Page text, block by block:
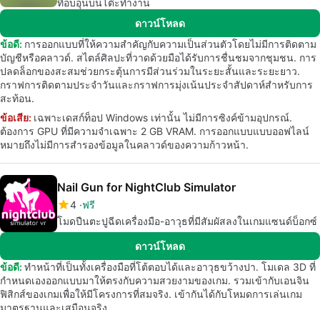
ที่อบอุ่นบนโต๊ะทำงาน
ดาวน์โหลด
ข้อดี: การออกแบบที่ให้ความสำคัญกับความเป็นส่วนตัวโดยไม่มีการติดตาม
บัญชีหรือคลาวด์. สไตล์ศิลปะที่วาดด้วยมือได้รับการชื่นชมจากชุมชน. การ
ปลดล็อกของสะสมช่วยกระตุ้นการมีส่วนร่วมในระยะสั้นและระยะยาว.
กราฟการติดตามประจำวันและกราฟการมุ่งเน้นประจำสัปดาห์สำหรับการ
สะท้อน.
ข้อเสีย: เฉพาะเดสก์ท็อป Windows เท่านั้น ไม่มีการซิงค์ข้ามอุปกรณ์.
ต้องการ GPU ที่มีความจำเฉพาะ 2 GB VRAM. การออกแบบแบบออฟไลน์
หมายถึงไม่มีการสำรองข้อมูลในคลาวด์ของความก้าวหน้า.
Nail Gun for NightClub Simulator
4 ฟรี
โมดปืนตะปูฉีดเครื่องมือ-อาวุธที่มีสัมผัสลงในเกมแซนด์บ็อกซ์
ดาวน์โหลด
ข้อดี: ทำหน้าที่เป็นทั้งเครื่องมือที่โต้ตอบได้และอาวุธขว้างปา. โมเดล 3D ที่
กำหนดเองออกแบบมาให้ตรงกับความสวยงามของเกม. รวมเข้ากับเอนจิน
ฟิสิกส์ของเกมเพื่อให้มีโครงการที่สมจริง. เข้ากันได้กับโหมดการเล่นเกม
มาตรฐานและเสมือนจริง.